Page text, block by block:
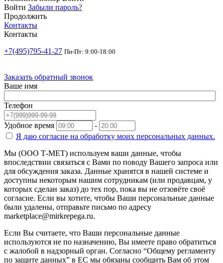
Войти Забыли пароль?
Продолжить
Контакты
Контакты
+7(495)795-41-27 Пн-Пт: 9:00-18:00
Заказать обратный звонок
Ваше имя
Телефон
Удобное время
-
Я даю согласие на обработку моих персональных данных.
Мы (ООО Т-МЕТ) используем ваши данные, чтобы
впоследствии связаться с Вами по поводу Вашего запроса или
для обсуждения заказа. Данные хранятся в нашей системе и
доступны некоторым нашим сотрудникам (или продавцам, у
которых сделан заказ) до тех пор, пока вы не отзовёте своё
согласие. Если вы хотите, чтобы Ваши персональные данные
были удалены, отправьте письмо по адресу
marketplace@mirkrepega.ru.
Если Вы считаете, что Ваши персональные данные
используются не по назначению, Вы имеете право обратиться
с жалобой в надзорный орган. Согласно “Общему регламенту
по защите данных” в ЕС мы обязаны сообщить Вам об этом